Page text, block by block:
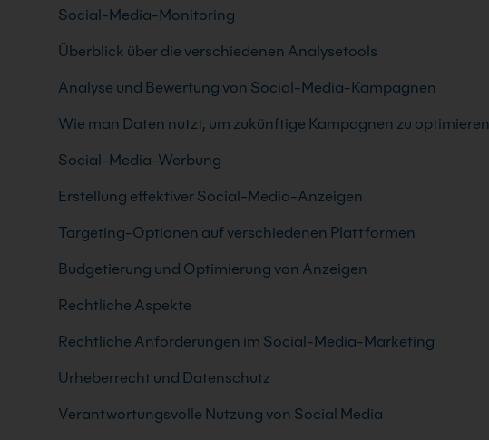
Social-Media-Monitoring
Überblick über die verschiedenen Analysetools
Analyse und Bewertung von Social-Media-Kampagnen
Wie man Daten nutzt, um zukünftige Kampagnen zu optimieren
Social-Media-Werbung
Erstellung effektiver Social-Media-Anzeigen
Targeting-Optionen auf verschiedenen Plattformen
Budgetierung und Optimierung von Anzeigen
Rechtliche Aspekte
Rechtliche Anforderungen im Social-Media-Marketing
Urheberrecht und Datenschutz
Verantwortungsvolle Nutzung von Social Media